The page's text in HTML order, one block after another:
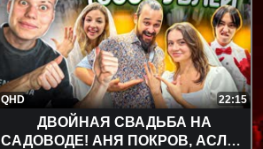
QHD 22:15
ДВОЙНАЯ СВАДЬБА НА
САДОВОДЕ! АНЯ ПОКРОВ, АСЛАН